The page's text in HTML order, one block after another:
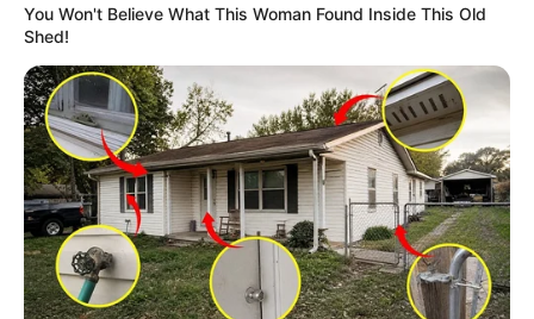
You Won't Believe What This Woman Found Inside This Old
Shed!